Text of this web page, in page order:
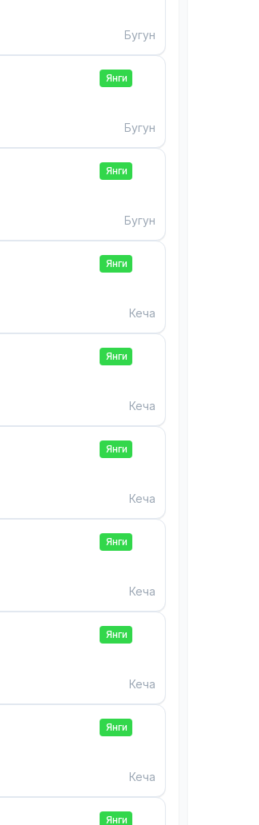
Бугун
Янги
Бугун
Янги
Бугун
Янги
Кеча
Янги
Кеча
Янги
Кеча
Янги
Кеча
Янги
Кеча
Янги
Кеча
Янги